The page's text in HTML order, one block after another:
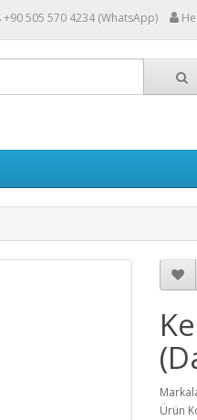
+90 505 570 4234 (WhatsApp)
Ürün